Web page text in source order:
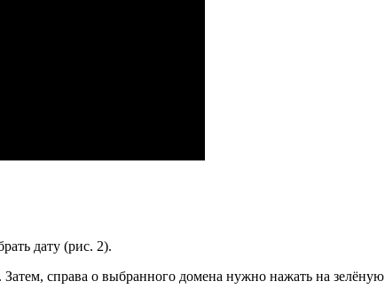
дату (рис. 2).
справа о выбранного домена нужно нажать на